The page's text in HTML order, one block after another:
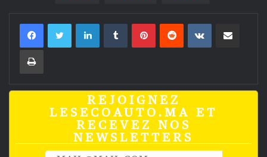
LinkedinTumblrPinterestReddit VKontakte
Imprimer
REJOIGNEZ
LESECOAUTO.MA ET
RECEVEZ NOS
NEWSLETTERS